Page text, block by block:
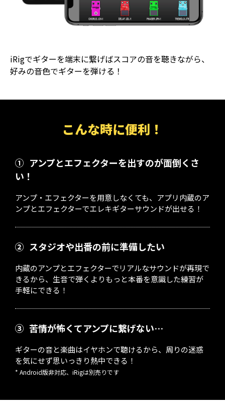
iRigでギターを端末に繋げばスコアの音を聴きながら、
好みの音色でギターを弾ける！
こんな時に便利！
① アンプとエフェクターを出すのが面倒くさ
い！
アンプ・エフェクターを用意しなくても、アプリ内蔵のア
ンプとエフェクターでエレキギターサウンドが出せる！
② スタジオや出番の前に準備したい
内蔵のアンプとエフェクターでリアルなサウンドが再現で
きるから、生音で弾くよりもっと本番を意識した練習が
手軽にできる！
③ 苦情が怖くてアンプに繋げない…
ギターの音と楽曲はイヤホンで聴けるから、周りの迷惑
を気にせず思いっきり熱中できる！
* Android版非対応、iRigは別売りです